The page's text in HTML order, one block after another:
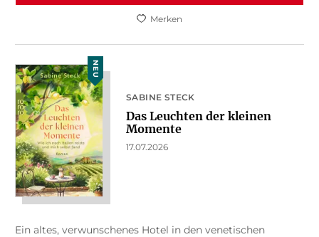
Merken
NEU
SABINE STECK
Das Leuchten der kleinen
Momente
17.07.2026
Ein altes, verwunschenes Hotel in den venetischen